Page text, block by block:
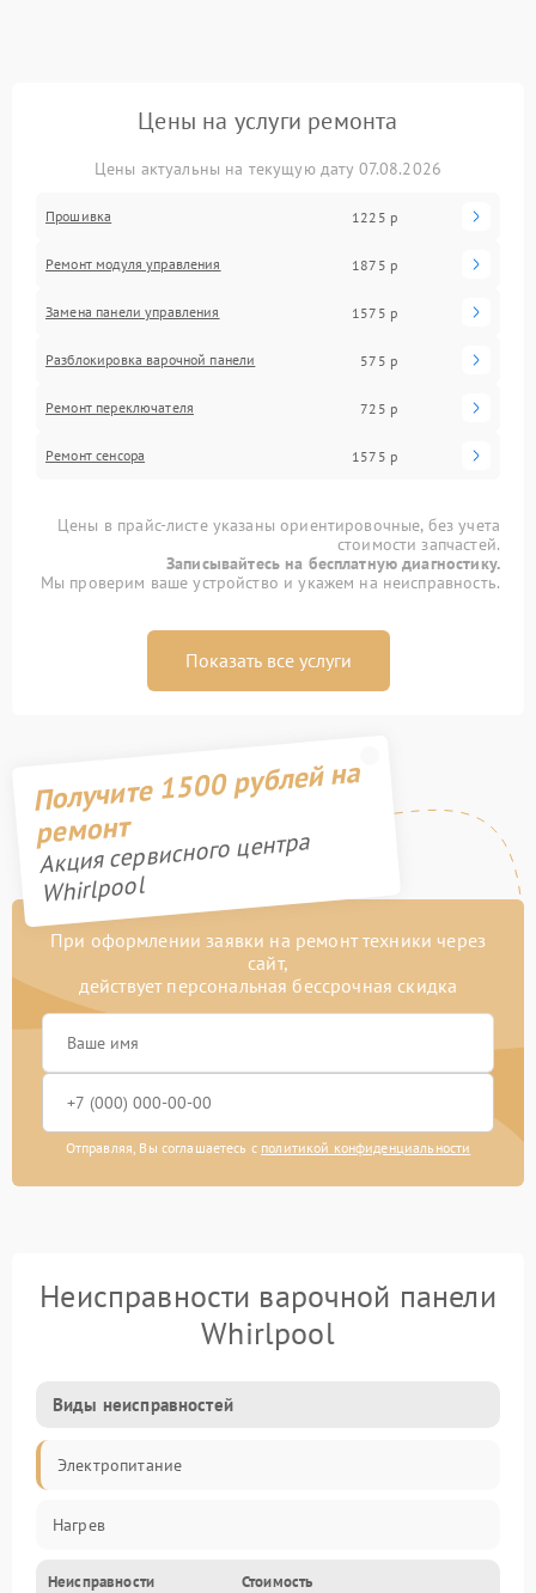
Цены на услуги ремонта
Цены актуальны на текущую дату 07.08.2026
Прошивка 1225 р
Ремонт модуля управления 1875 р
Замена панели управления 1575 р
Разблокировка варочной панели 575 р
Ремонт переключателя 725 р
Ремонт сенсора 1575 р
Цены в прайс-листе указаны ориентировочные, без учета
стоимости запчастей.
Записывайтесь на бесплатную диагностику.
Мы проверим ваше устройство и укажем на неисправность.
Показать все услуги
Получите 1500 рублей на
ремонт
Акция сервисного центра
Whirlpool
При оформлении заявки на ремонт техники через
сайт,
действует персональная бессрочная скидка
Отправляя, Вы соглашаетесь с политикой конфиденциальности
Неисправности варочной панели
Whirlpool
Виды неисправностей
Электропитание
Нагрев
Неисправности Стоимость